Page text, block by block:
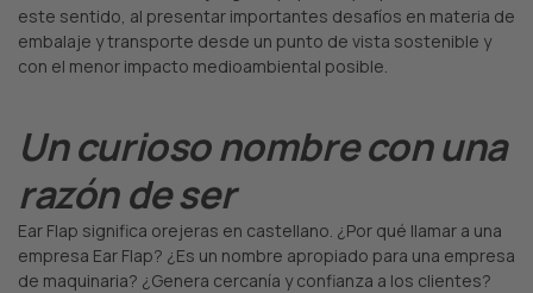
este sentido, al presentar importantes desafíos en materia de
embalaje y transporte desde un punto de vista sostenible y
con el menor impacto medioambiental posible.
Un curioso nombre con una
razón de ser
Ear Flap significa orejeras en castellano. ¿Por qué llamar a una
empresa Ear Flap? ¿Es un nombre apropiado para una empresa
de maquinaria? ¿Genera cercanía y confianza a los clientes?